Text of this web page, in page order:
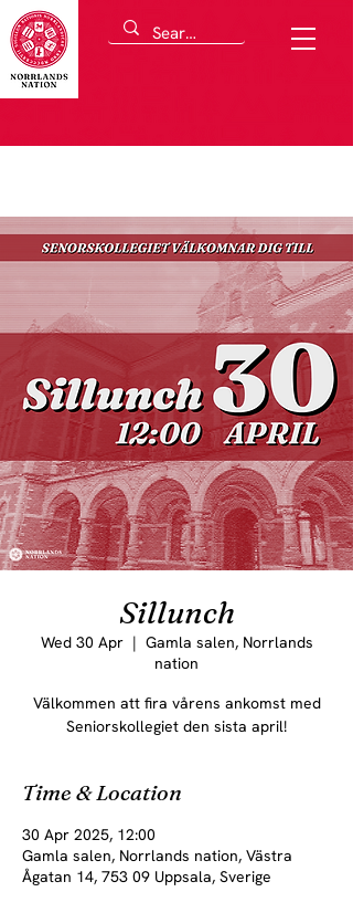
Sillunch
Wed 30 Apr
  |
Gamla salen, Norrlands
nation
Välkommen att fira vårens ankomst med
Seniorskollegiet den sista april!
Time & Location
30 Apr 2025, 12:00
Gamla salen, Norrlands nation, Västra
Ågatan 14, 753 09 Uppsala, Sverige